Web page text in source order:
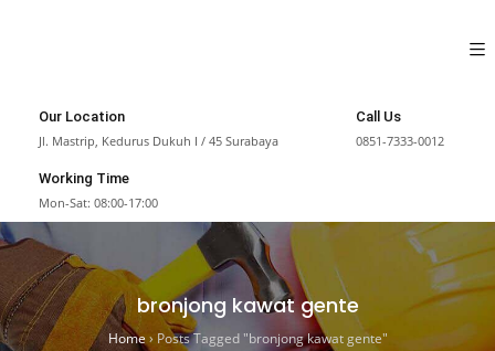
Our Location
Jl. Mastrip, Kedurus Dukuh I / 45 Surabaya
Call Us
0851-7333-0012
Working Time
Mon-Sat: 08:00-17:00
bronjong kawat gente
Home› Posts Tagged "bronjong kawat gente"